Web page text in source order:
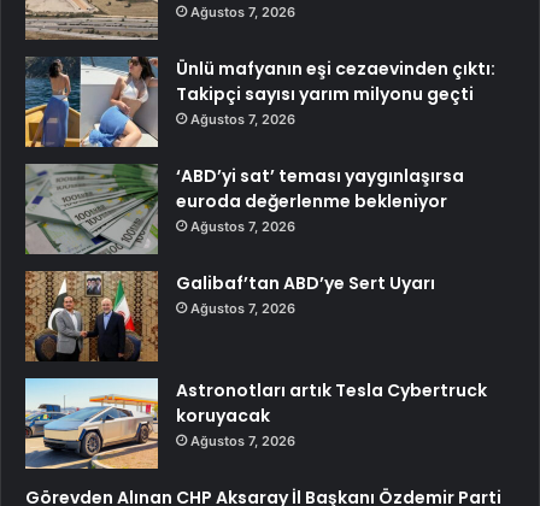
Ağustos 7, 2026
Ünlü mafyanın eşi cezaevinden çıktı:
Takipçi sayısı yarım milyonu geçti
Ağustos 7, 2026
‘ABD’yi sat’ teması yaygınlaşırsa
euroda değerlenme bekleniyor
Ağustos 7, 2026
Galibaf’tan ABD’ye Sert Uyarı
Ağustos 7, 2026
Astronotları artık Tesla Cybertruck
koruyacak
Ağustos 7, 2026
Görevden Alınan CHP Aksaray İl Başkanı Özdemir Parti